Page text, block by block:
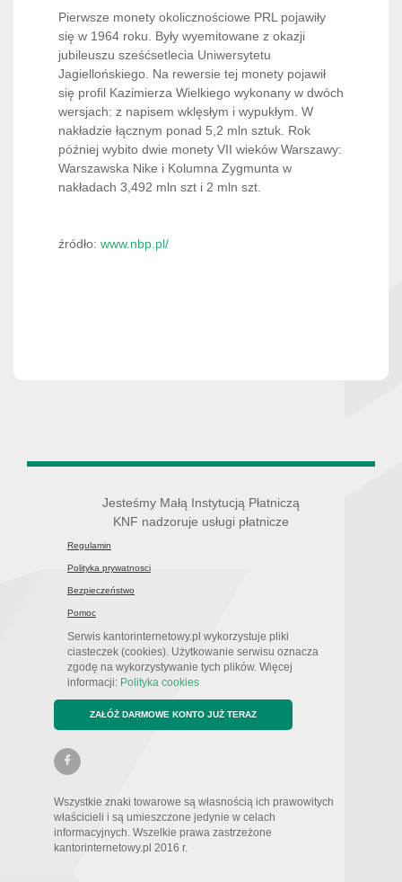
Pierwsze monety okolicznościowe PRL pojawiły
się w 1964 roku. Były wyemitowane z okazji
jubileuszu sześćsetlecia Uniwersytetu
Jagiellońskiego. Na rewersie tej monety pojawił
się profil Kazimierza Wielkiego wykonany w dwóch
wersjach: z napisem wklęsłym i wypukłym. W
nakładzie łącznym ponad 5,2 mln sztuk. Rok
później wybito dwie monety VII wieków Warszawy:
Warszawska Nike i Kolumna Zygmunta w
nakładach 3,492 mln szt i 2 mln szt.
źródło: www.nbp.pl/
Jesteśmy Małą Instytucją Płatniczą
KNF nadzoruje usługi płatnicze
Regulamin
Polityka prywatnosci
Bezpieczeństwo
Pomoc
Serwis kantorinternetowy.pl wykorzystuje pliki
ciasteczek (cookies). Użytkowanie serwisu oznacza
zgodę na wykorzystywanie tych plików. Więcej
informacji: Polityka cookies
ZAŁÓŻ DARMOWE KONTO JUŻ TERAZ
Wszystkie znaki towarowe są własnością ich prawowitych
właścicieli i są umieszczone jedynie w celach
informacyjnych. Wszelkie prawa zastrzeżone
kantorinternetowy.pl 2016 r.